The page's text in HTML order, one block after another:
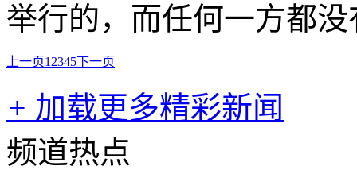
举行的，而任何一方都
上一页1 2345下一页
+ 加载更多精彩新闻
频道热点